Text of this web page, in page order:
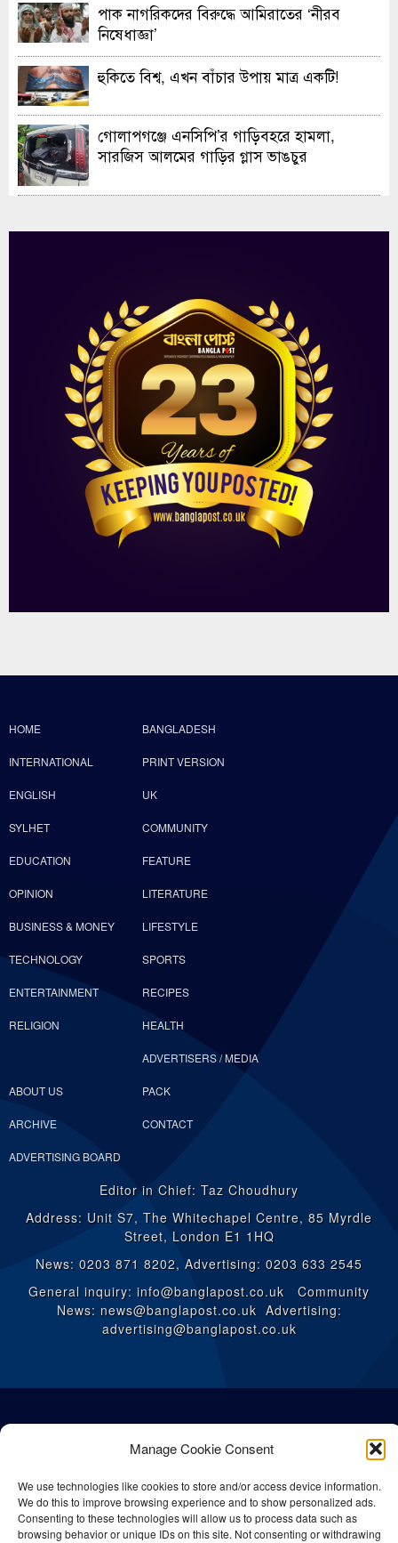
Manage Cookie Consent
We use technologies like cookies to store and/or access device information.
We do this to improve browsing experience and to show personalized ads.
Consenting to these technologies will allow us to process data such as
browsing behavior or unique IDs on this site. Not consenting or withdrawing
পাক নাগরিকদের বিরুদ্ধে আমিরাতের ‘নীরব
নিষেধাজ্ঞা’
হুকিতে বিশ্ব, এখন বাঁচার উপায় মাত্র একটি!
গোলাপগঞ্জে এনসিপি’র গাড়িবহরে হামলা,
সারজিস আলমের গাড়ির গ্লাস ভাঙচুর
HOME BANGLADESH
INTERNATIONAL PRINT VERSION
ENGLISH UK
SYLHET COMMUNITY
EDUCATION FEATURE
OPINION LITERATURE
BUSINESS & MONEY LIFESTYLE
TECHNOLOGY SPORTS
ENTERTAINMENT RECIPES
RELIGION HEALTH
ABOUT US
ADVERTISERS / MEDIA
PACK
ARCHIVE CONTACT
ADVERTISING BOARD
Editor in Chief: Taz Choudhury
Address: Unit S7, The Whitechapel Centre, 85 Myrdle
Street, London E1 1HQ
News: 0203 871 8202, Advertising: 0203 633 2545
General inquiry: info@banglapost.co.uk Community
News: news@banglapost.co.uk Advertising:
advertising@banglapost.co.uk